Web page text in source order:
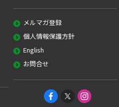
メルマガ登録
個人情報保護方針
English
お問合せ